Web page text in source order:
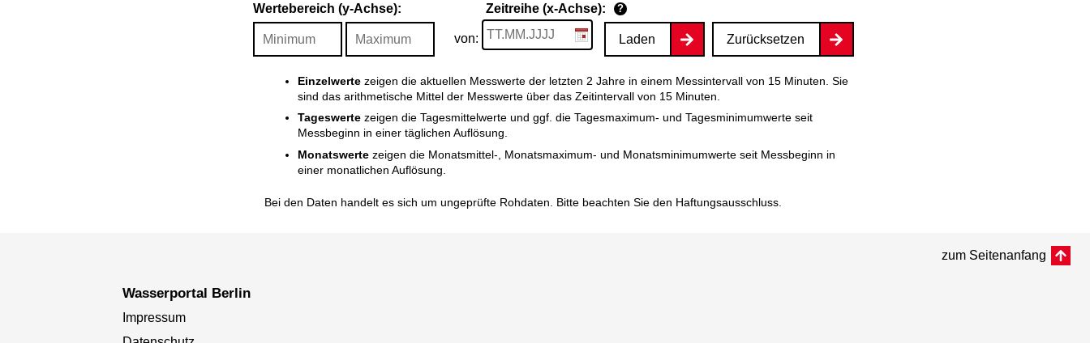
Wertebereich (y-Achse): Zeitreihe (x-Achse): ?
von: Laden Zurücksetzen
Einzelwertezeigen die aktuellen Messwerte der letzten 2 Jahre in einem Messintervall von 15 Minuten. Sie
sind das arithmetische Mittel der Messwerte über das Zeitintervall von 15 Minuten.
Tageswertezeigen die Tagesmittelwerte und ggf. die Tagesmaximum- und Tagesminimumwerte seit
Messbeginn in einer täglichen Auflösung.
Monatswertezeigen die Monatsmittel-, Monatsmaximum- und Monatsminimumwerte seit Messbeginn in
einer monatlichen Auflösung.
Bei den Daten handelt es sich um ungeprüfte Rohdaten. Bitte beachten Sie den Haftungsausschluss.
zum Seitenanfang
Wasserportal Berlin
Impressum